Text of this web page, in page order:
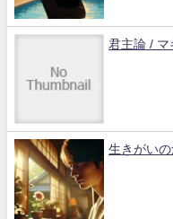
君主論 / マ
生きがい